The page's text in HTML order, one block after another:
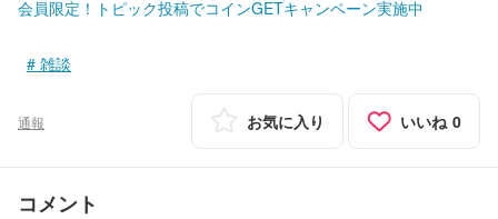
会員限定！トピック投稿でコインGETキャンペーン実施中
雑談
通報 お気に入り いいね 0
コメント